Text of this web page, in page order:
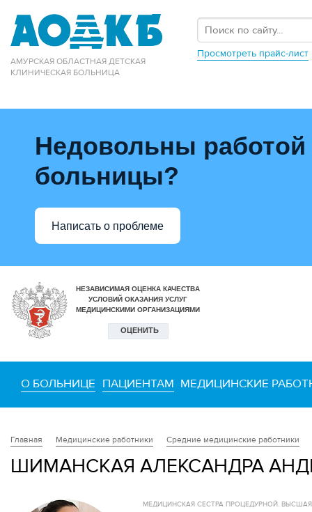
АМУРСКАЯ ОБЛАСТНАЯ ДЕТСКАЯ
КЛИНИЧЕСКАЯ БОЛЬНИЦА
Просмотреть прайс-лист
Недовольны работой
больницы?
Написать о проблеме
О БОЛЬНИЦЕ ПАЦИЕНТАМ МЕДИЦИНСКИЕ
Главная Медицинские работники Средние медицинские работники
ШИМАНСКАЯ АЛЕКСАНДРА
МЕДИЦИНСКАЯ СЕСТРА ПРОЦЕДУРНОЙ.